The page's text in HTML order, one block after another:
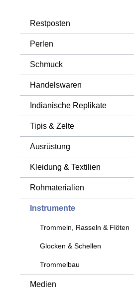
Restposten
Perlen
Schmuck
Handelswaren
Indianische Replikate
Tipis & Zelte
Ausrüstung
Kleidung & Textilien
Rohmaterialien
Instrumente
Trommeln, Rasseln & Flöten
Glocken & Schellen
Trommelbau
Medien